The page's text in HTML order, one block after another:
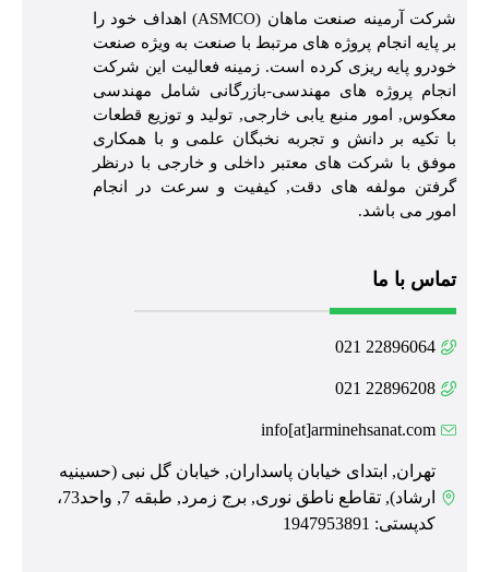
شرکت آرمینه صنعت ماهان (ASMCO) اهداف خود را
بر پایه انجام پروژه های مرتبط با صنعت به ویژه صنعت
خودرو پایه ریزی کرده است. زمینه فعالیت این شرکت
انجام پروژه های مهندسی-بازرگانی شامل مهندسی
معکوس, امور منبع یابی خارجی, تولید و توزیع قطعات
با تکیه بر دانش و تجربه نخبگان علمی و با همکاری
موفق با شرکت های معتبر داخلی و خارجی با درنظر
گرفتن مولفه های دقت, کیفیت و سرعت در انجام
امور می باشد.
تماس با ما
22896064 021
22896208 021
info[at]arminehsanat.com
تهران, ابتدای خیابان پاسداران, خیابان گل نبی (حسینیه
ارشاد), تقاطع ناطق نوری, برج زمرد, طبقه 7, واحد73،
کدپستی: 1947953891